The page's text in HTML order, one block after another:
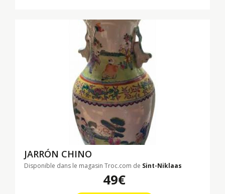
JARRÓN CHINO
Disponible dans le magasin Troc.com de Sint-Niklaas
49€